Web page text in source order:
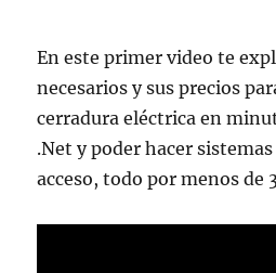
En este primer video te
necesarios y sus precios
cerradura eléctrica en
.Net y poder hacer
acceso, todo por menos de